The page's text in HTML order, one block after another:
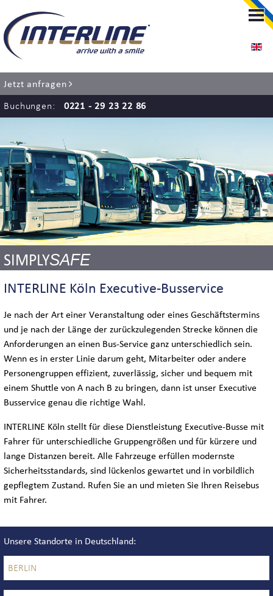
LIMOUSINENSERVICE
LIMOUSINENSERVICE KÖLN
RENT-A-CHAUFFEUR
FLUGHAFENTRANSFER
EVENT SERVICE
HOCHZEITSSERVICE
BUS SERVICE
INTERLINE KÖLN VIP-BUSSERVICE
INTERLINE KÖLN EXECUTIVE-BUSSERVICE
WELTWEIT
DEUTSCHLANDWEIT
INTERNATIONAL
MESSEN & KONGRESSE
SIGHTSEEING
Jetzt anfragen
Buchungen: 0221 - 29 23 22 86
SIMPLYSAFE
INTERLINE Köln Executive-Busservice
Je nach der Art einer Veranstaltung oder eines Geschäftstermins
und je nach der Länge der zurückzulegenden Strecke können die
Anforderungen an einen Bus-Service ganz unterschiedlich sein.
Wenn es in erster Linie darum geht, Mitarbeiter oder andere
Personengruppen effizient, zuverlässig, sicher und bequem mit
einem Shuttle von A nach B zu bringen, dann ist unser Executive
Busservice genau die richtige Wahl.
INTERLINE Köln stellt für diese Dienstleistung Executive-Busse mit
Fahrer für unterschiedliche Gruppengrößen und für kürzere und
lange Distanzen bereit. Alle Fahrzeuge erfüllen modernste
Sicherheitsstandards, sind lückenlos gewartet und in vorbildlich
gepflegtem Zustand. Rufen Sie an und mieten Sie Ihren Reisebus
mit Fahrer.
Unsere Standorte in Deutschland
BERLIN